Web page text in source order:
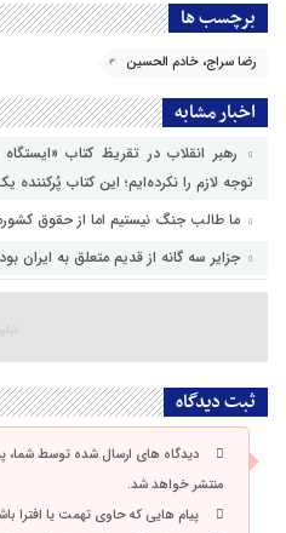
برچسب ها
رضا سراج، خادم الحسین
اخبار مشابه
رهبر انقلاب در تقریظ کتاب
توجه لازم را نکرده‌ایم؛ این کتاب
ما طالب جنگ نیستیم اما از حقوق
جزایر سه گانه از قدیم متعلق به ایران
ثبت دیدگاه
دیدگاه های ارسال شده توسط شما،
منتشر خواهد شد.
پیام هایی که حاوی تهمت یا افترا